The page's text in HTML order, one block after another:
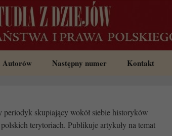
Autorów Następny numer Kontakt
skupiający wokół siebie historyków
terytoriach. Publikuje artykuły na temat